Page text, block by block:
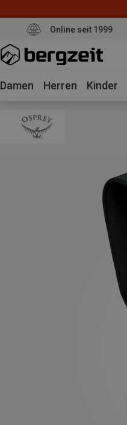
Online seit 1999
Damen Herren Kinder